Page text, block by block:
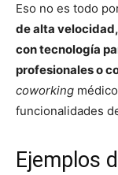
Eso no es todo
de alta
con tecnología
profesionales o
coworking
funcionalidades
Ejemplos